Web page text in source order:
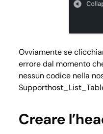
Ovviamente se
errore dal momento
nessun codice nella
Creare